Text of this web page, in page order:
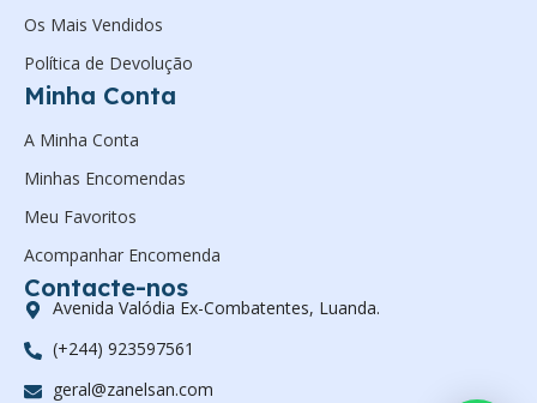
Os Mais Vendidos
Política de Devolução
Minha Conta
A Minha Conta
Minhas Encomendas
Meu Favoritos
Acompanhar Encomenda
Contacte-nos
Avenida Valódia Ex-Combatentes, Luanda.
(+244) 923597561
geral@zanelsan.com